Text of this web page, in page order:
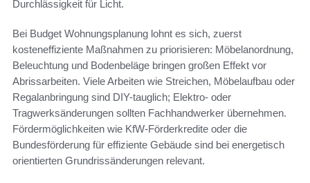
Durchlässigkeit für Licht.
Bei Budget Wohnungsplanung lohnt es sich, zuerst
kosteneffiziente Maßnahmen zu priorisieren: Möbelanordnung,
Beleuchtung und Bodenbeläge bringen großen Effekt vor
Abrissarbeiten. Viele Arbeiten wie Streichen, Möbelaufbau oder
Regalanbringung sind DIY-tauglich; Elektro- oder
Tragwerksänderungen sollten Fachhandwerker übernehmen.
Fördermöglichkeiten wie KfW-Förderkredite oder die
Bundesförderung für effiziente Gebäude sind bei energetisch
orientierten Grundrissänderungen relevant.